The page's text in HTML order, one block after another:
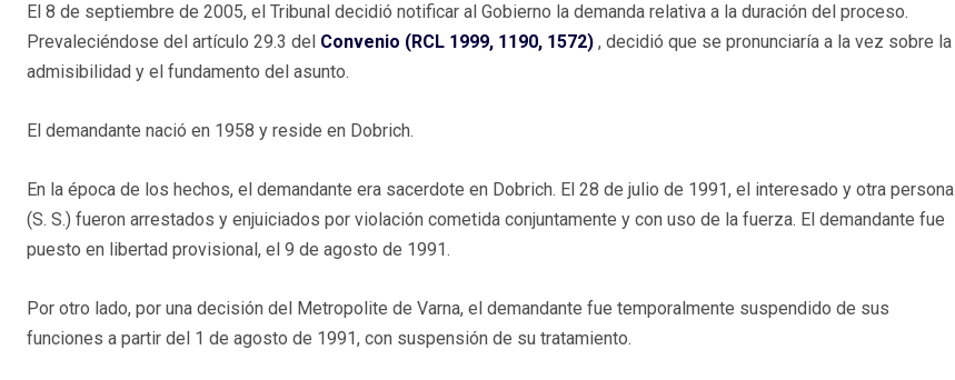
El 8 de septiembre de 2005, el Tribunal decidió notificar al Gobierno la demanda relativa a la duración del proceso.
Prevaleciéndose del artículo 29.3 del Convenio (RCL 1999, 1190, 1572) , decidió que se pronunciaría a la vez sobre la
admisibilidad y el fundamento del asunto.
El demandante nació en 1958 y reside en Dobrich.
En la época de los hechos, el demandante era sacerdote en Dobrich. El 28 de julio de 1991, el interesado y otra persona
(S. S.) fueron arrestados y enjuiciados por violación cometida conjuntamente y con uso de la fuerza. El demandante fue
puesto en libertad provisional, el 9 de agosto de 1991.
Por otro lado, por una decisión del Metropolite de Varna, el demandante fue temporalmente suspendido de sus
funciones a partir del 1 de agosto de 1991, con suspensión de su tratamiento.